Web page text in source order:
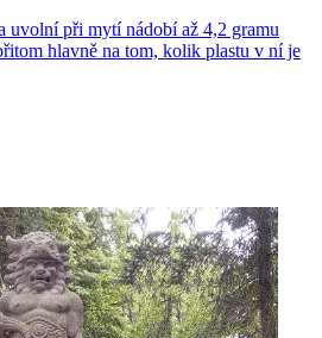
uvolní při mytí nádobí až 4,2 gramu
hlavně na tom, kolik plastu v ní je